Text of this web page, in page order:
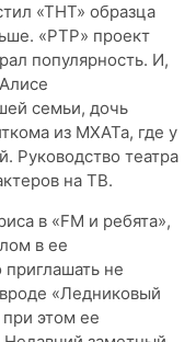
«ТНТ» образца
«РТР» проект
популярность. И,
семьи, дочь
из МХАТа, где у
Руководство театра
на ТВ.
в «FM и ребята»,
в ее
приглашать не
«Ледниковый
этом ее